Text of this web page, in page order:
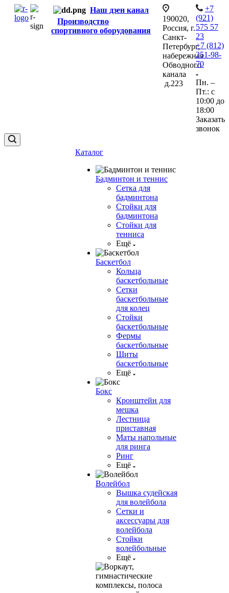
Наш дзен канал
Производство
спортивного оборудования
190020,
Россия, г.
Санкт-
Петербург,
набережная
Обводного
канала
д.223
+7
(921)
575 57
23
+7 (812)
251-98-
70
Пн. –
Пт.: с
10:00 до
18:00
Заказать
звонок
Каталог
Бадминтон и теннис
Сетка для
бадминтона
Стойки для
бадминтона
Стойки для
тенниса
Ещё
Баскетбол
Кольца
баскетбольные
Сетки
баскетбольные
для колец
Стойки
баскетбольные
Фермы
баскетбольные
Щиты
баскетбольные
Ещё
Бокс
Кронштейн для
мешка
Лестница
приставная
Маты напольные
для ринга
Ринг
Ещё
Волейбол
Вышка судейская
для волейбола
Сетки и
аксессуары для
волейбола
Стойки
волейбольные
Ещё